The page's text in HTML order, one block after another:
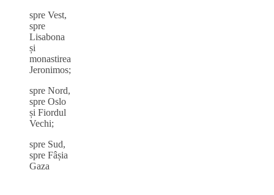
spre Vest,
spre
Lisabona
și
monastirea
Jeronimos;
spre Nord,
spre Oslo
și Fiordul
Vechi;
spre Sud,
spre Fâșia
Gaza